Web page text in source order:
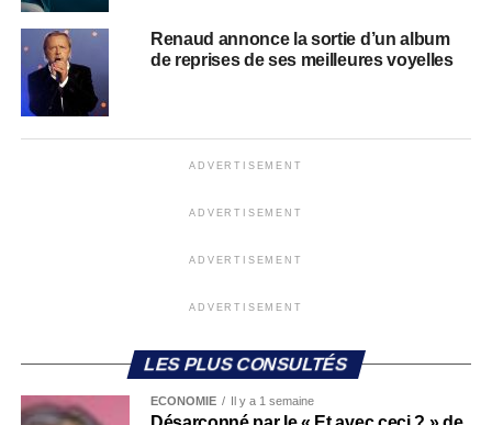
Renaud annonce la sortie d’un album
de reprises de ses meilleures voyelles
ADVERTISEMENT
ADVERTISEMENT
ADVERTISEMENT
ADVERTISEMENT
LES PLUS CONSULTÉS
ECONOMIE Il y a 1 semaine